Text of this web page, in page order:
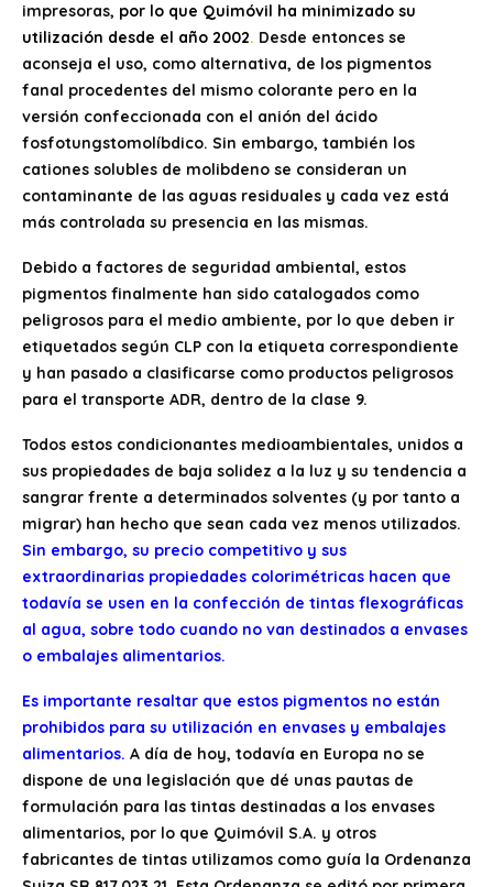
impresoras, por lo que Quimóvil ha minimizado su
utilización desde el año 2002. Desde entonces se
aconseja el uso, como alternativa, de los pigmentos
fanal procedentes del mismo colorante pero en la
versión confeccionada con el anión del ácido
fosfotungstomolíbdico. Sin embargo, también los
cationes solubles de molibdeno se consideran un
contaminante de las aguas residuales y cada vez está
más controlada su presencia en las mismas.
Debido a factores de seguridad ambiental, estos
pigmentos finalmente han sido catalogados como
peligrosos para el medio ambiente, por lo que deben ir
etiquetados según CLP con la etiqueta correspondiente
y han pasado a clasificarse como productos peligrosos
para el transporte ADR, dentro de la clase 9.
Todos estos condicionantes medioambientales, unidos a
sus propiedades de baja solidez a la luz y su tendencia a
sangrar frente a determinados solventes (y por tanto a
migrar) han hecho que sean cada vez menos utilizados.
Sin embargo, su precio competitivo y sus
extraordinarias propiedades colorimétricas hacen que
todavía se usen en la confección de tintas flexográficas
al agua, sobre todo cuando no van destinados a envases
o embalajes alimentarios.
Es importante resaltar que estos pigmentos no están
prohibidos para su utilización en envases y embalajes
alimentarios. A día de hoy, todavía en Europa no se
dispone de una legislación que dé unas pautas de
formulación para las tintas destinadas a los envases
alimentarios, por lo que Quimóvil S.A. y otros
fabricantes de tintas utilizamos como guía la Ordenanza